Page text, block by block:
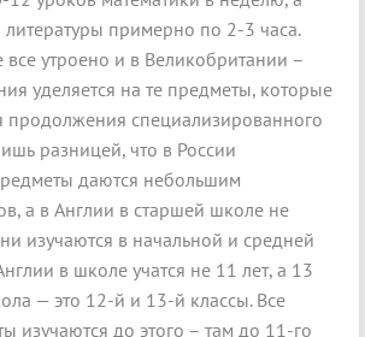
литературы примерно по 2-3 часа.
утроено и в Великобритании –
уделяется на те предметы, которые
продолжения специализированного
разницей, что в России
даются небольшим
а в Англии в старшей школе не
изучаются в начальной и средней
в школе учатся не 11 лет, а 13
— это 12-й и 13-й классы. Все
изучаются до этого – там до 11-го